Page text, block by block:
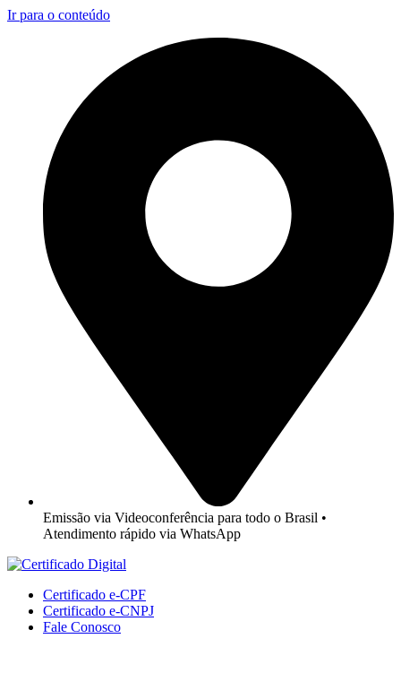
Ir para o conteúdo
Emissão via Videoconferência para todo o Brasil •
Atendimento rápido via WhatsApp
Certificado e-CPF
Certificado e-CNPJ
Fale Conosco